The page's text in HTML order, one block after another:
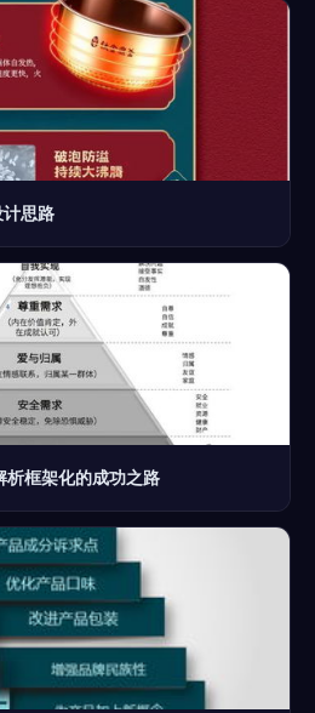
思路
析框架化的成功之路